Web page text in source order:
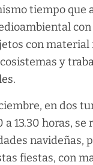
tiempo que
con
con material
y
en dos
a 13.30 horas,
navideñas,
fiestas, con